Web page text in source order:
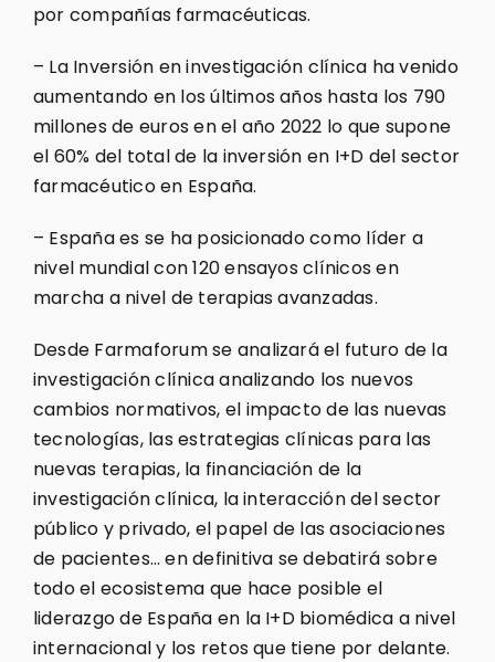
por compañías farmacéuticas.
– La Inversión en investigación clínica ha venido
aumentando en los últimos años hasta los 790
millones de euros en el año 2022 lo que supone
el 60% del total de la inversión en I+D del sector
farmacéutico en España.
– España es se ha posicionado como líder a
nivel mundial con 120 ensayos clínicos en
marcha a nivel de terapias avanzadas.
Desde Farmaforum se analizará el futuro de la
investigación clínica analizando los nuevos
cambios normativos, el impacto de las nuevas
tecnologías, las estrategias clínicas para las
nuevas terapias, la financiación de la
investigación clínica, la interacción del sector
público y privado, el papel de las asociaciones
de pacientes… en definitiva se debatirá sobre
todo el ecosistema que hace posible el
liderazgo de España en la I+D biomédica a nivel
internacional y los retos que tiene por delante.